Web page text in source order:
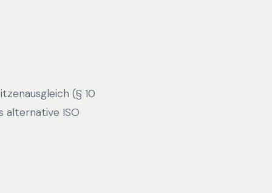
(§ 10
alternative ISO